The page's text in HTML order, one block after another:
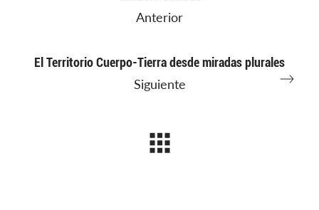
Anterior
El Territorio Cuerpo-Tierra desde miradas plurales
Siguiente